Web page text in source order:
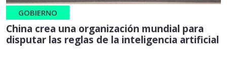
GOBIERNO
China crea una organización mundial para
disputar las reglas de la inteligencia artificial